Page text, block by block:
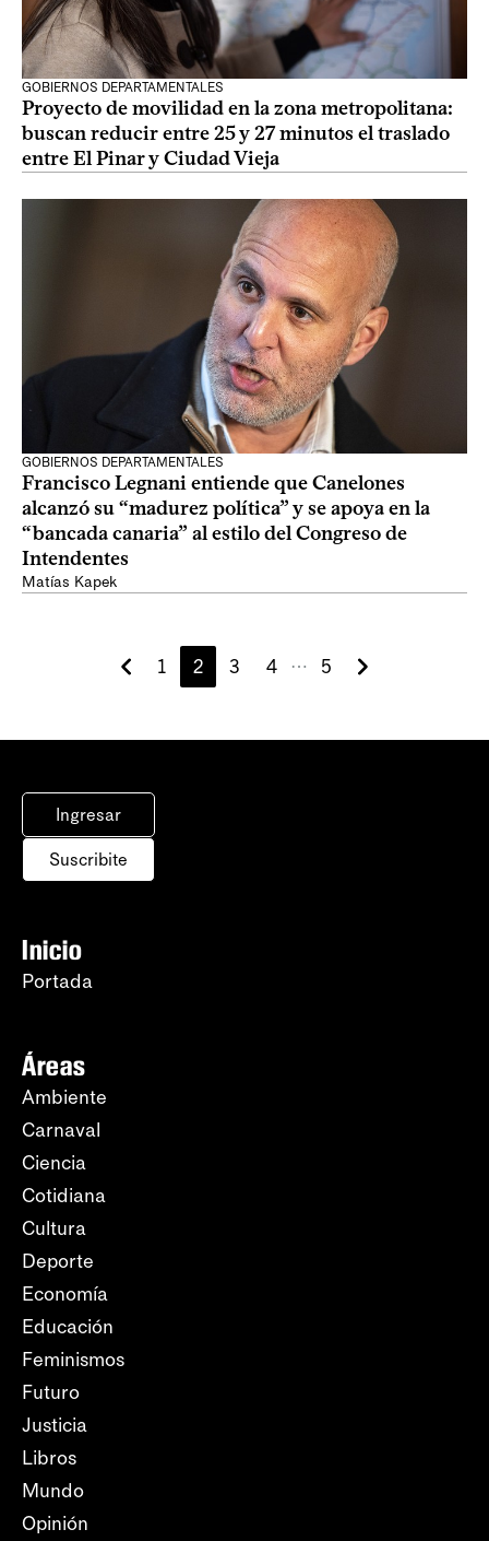
GOBIERNOS DEPARTAMENTALES
Proyecto de movilidad en la zona metropolitana:
buscan reducir entre 25 y 27 minutos el traslado
entre El Pinar y Ciudad Vieja
GOBIERNOS DEPARTAMENTALES
Francisco Legnani entiende que Canelones
alcanzó su “madurez política” y se apoya en la
“bancada canaria” al estilo del Congreso de
Intendentes
Matías Kapek
1 2 3 4 ⋯ 5
Ingresar
Suscribite
Inicio
Portada
Áreas
Ambiente
Carnaval
Ciencia
Cotidiana
Cultura
Deporte
Economía
Educación
Feminismos
Futuro
Justicia
Libros
Mundo
Opinión